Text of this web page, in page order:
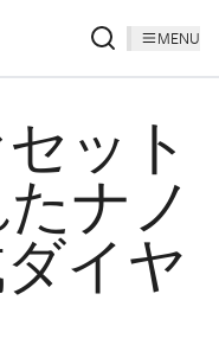
MENU
ット
ナノ
イヤ